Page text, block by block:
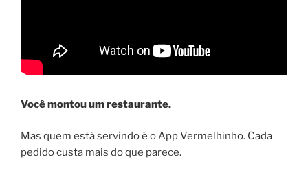
Você montou um restaurante.
Mas quem está servindo é o App Vermelhinho. Cada
pedido custa mais do que parece.